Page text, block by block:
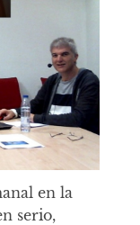
en la
serio,